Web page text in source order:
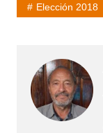
Elección 2018